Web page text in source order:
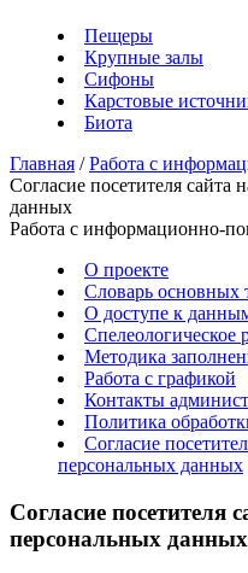
Пещеры
Крупные залы
Сифоны
Карстовые
Биота
Главная / Работа с
Согласие посетителя сайта
данных
Работа с информационно-
О проекте
Словарь основных
О доступе к
Спелеологическое
Методика
Работа с графикой
Контакты
Политика
Согласие
персональных данных
Согласие посетителя
персональных данных